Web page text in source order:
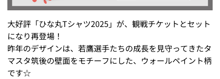
大好評「ひな丸Tシャツ2025」が、観戦チケットとセット
になり再登場！
昨年のデザインは、若鷹選手たちの成長を見守ってきたタ
マスタ筑後の壁面をモチーフにした、ウォールペイント柄
です☆